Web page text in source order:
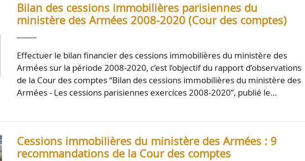
Bilan des cessions immobilières parisiennes du
ministère des Armées 2008-2020 (Cour des comptes)
Effectuer le bilan financier des cessions immobilières du ministère des
Armées sur la période 2008-2020, c’est l’objectif du rapport d’observations
de la Cour des comptes “Bilan des cessions immobilières du ministère des
Armées - Les cessions parisiennes exercices 2008-2020”, publié le…
Cessions immobilières du ministère des Armées : 9
recommandations de la Cour des comptes